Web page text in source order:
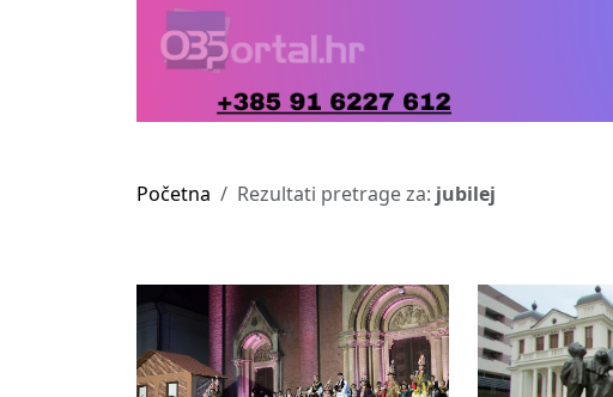
Početna Rezultati pretrage za: jubilej